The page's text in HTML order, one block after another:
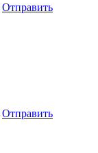
Отправить
Отправить